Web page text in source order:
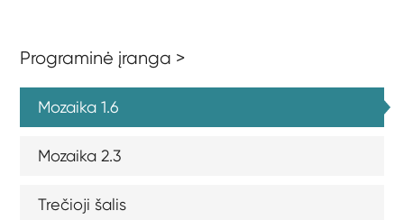
Programinė įranga >
Mozaika 1.6
Mozaika 2.3
Trečioji šalis